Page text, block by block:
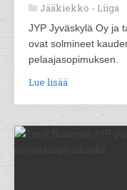
Jääkiekko - Liiga
JYP Jyväskylä Oy ja
ovat solmineet
pelaajasopimuksen.
Lue lisää